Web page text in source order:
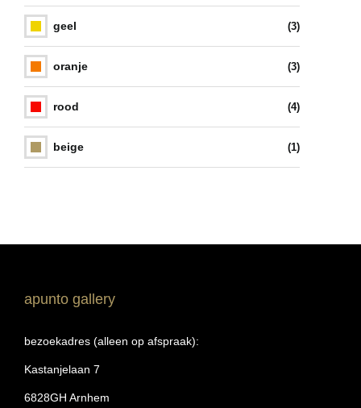
geel (3)
oranje (3)
rood (4)
beige (1)
apunto gallery
bezoekadres (alleen op afspraak):
Kastanjelaan 7
6828GH Arnhem